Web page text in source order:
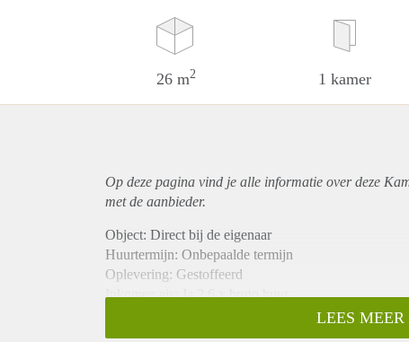
26 m2 1 kamer
Op deze pagina vind je alle informatie over deze
met de aanbieder.
Object: Direct bij de eigenaar
Huurtermijn: Onbepaalde termijn
Oplevering: Gestoffeerd
Inkomen eis: Ja 2,6 x bruto huur
Borg: 1 maand
LEES